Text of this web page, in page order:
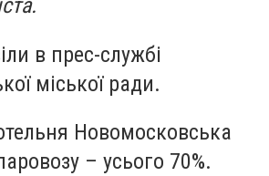
в прес-службі
міської ради.
Новомосковська
– усього 70%.